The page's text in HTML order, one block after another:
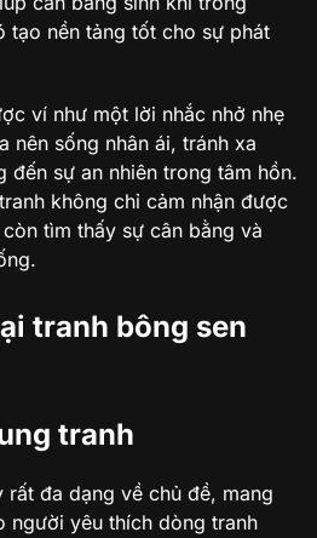
tạo nền tảng tốt cho sự phát
ví như một lời nhắc nhở nhẹ
nên sống nhân ái, tránh xa
đến sự an nhiên trong tâm hồn.
không chỉ cảm nhận được
tìm thấy sự cân bằng và
tranh bông sen
tranh
rất đa dạng về chủ đề, mang
người yêu thích dòng tranh